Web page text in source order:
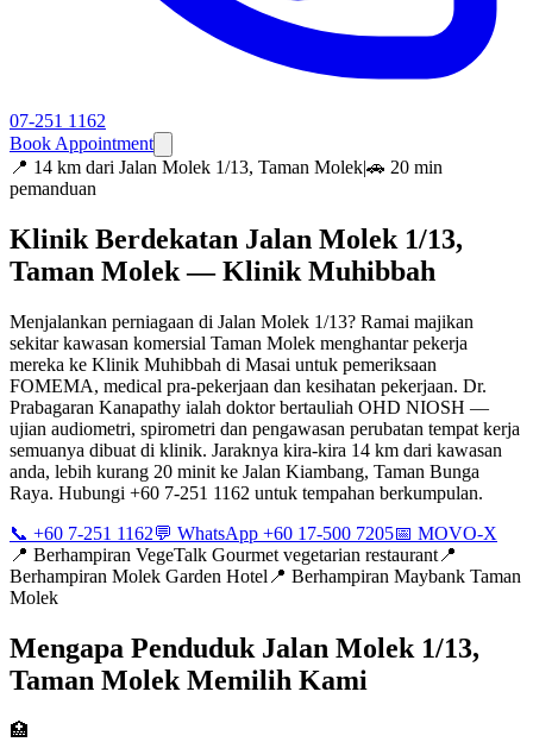
07-251 1162
Book Appointment
📍 14 km dari Jalan Molek 1/13, Taman Molek|🚗 20 min
pemanduan
Klinik Berdekatan Jalan Molek 1/13,
Taman Molek — Klinik Muhibbah
Menjalankan perniagaan di Jalan Molek 1/13? Ramai majikan
sekitar kawasan komersial Taman Molek menghantar pekerja
mereka ke Klinik Muhibbah di Masai untuk pemeriksaan
FOMEMA, medical pra-pekerjaan dan kesihatan pekerjaan. Dr.
Prabagaran Kanapathy ialah doktor bertauliah OHD NIOSH —
ujian audiometri, spirometri dan pengawasan perubatan tempat kerja
semuanya dibuat di klinik. Jaraknya kira-kira 14 km dari kawasan
anda, lebih kurang 20 minit ke Jalan Kiambang, Taman Bunga
Raya. Hubungi +60 7-251 1162 untuk tempahan berkumpulan.
📞 +60 7-251 1162💬 WhatsApp +60 17-500 7205📅 MOVO-X
📍 Berhampiran VegeTalk Gourmet vegetarian restaurant 📍
Berhampiran Molek Garden Hotel 📍 Berhampiran Maybank Taman
Molek
Mengapa Penduduk Jalan Molek 1/13,
Taman Molek Memilih Kami
🏥